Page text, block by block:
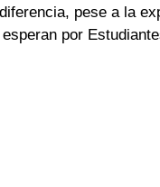
pese a la
por